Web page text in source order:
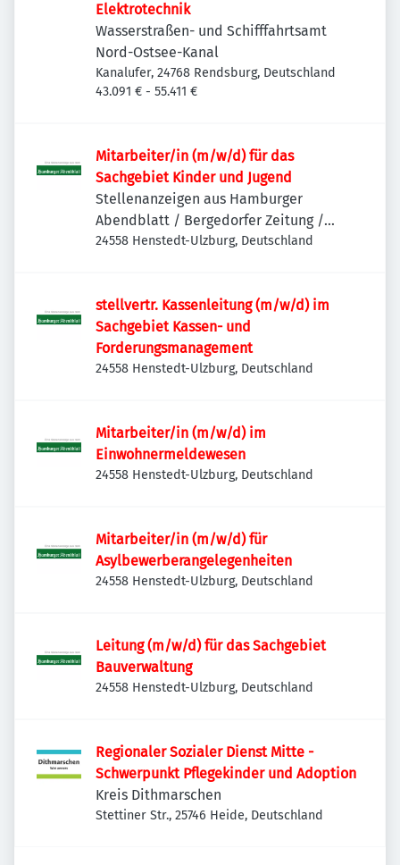
Elektrotechnik
Wasserstraßen- und Schifffahrtsamt
Nord-Ostsee-Kanal
Kanalufer, 24768 Rendsburg, Deutschland
43.091 € - 55.411 €
Mitarbeiter/in (m/w/d) für das
Sachgebiet Kinder und Jugend
Stellenanzeigen aus Hamburger
Abendblatt / Bergedorfer Zeitung /
Hamburger Wochenblatt / Niendorfer
24558 Henstedt-Ulzburg, Deutschland
stellvertr. Kassenleitung (m/w/d) im
Sachgebiet Kassen- und
Forderungsmanagement
24558 Henstedt-Ulzburg, Deutschland
Mitarbeiter/in (m/w/d) im
Einwohnermeldewesen
24558 Henstedt-Ulzburg, Deutschland
Mitarbeiter/in (m/w/d) für
Asylbewerberangelegenheiten
24558 Henstedt-Ulzburg, Deutschland
Leitung (m/w/d) für das Sachgebiet
Bauverwaltung
24558 Henstedt-Ulzburg, Deutschland
Regionaler Sozialer Dienst Mitte -
Schwerpunkt Pflegekinder und Adoption
Kreis Dithmarschen
Stettiner Str., 25746 Heide, Deutschland